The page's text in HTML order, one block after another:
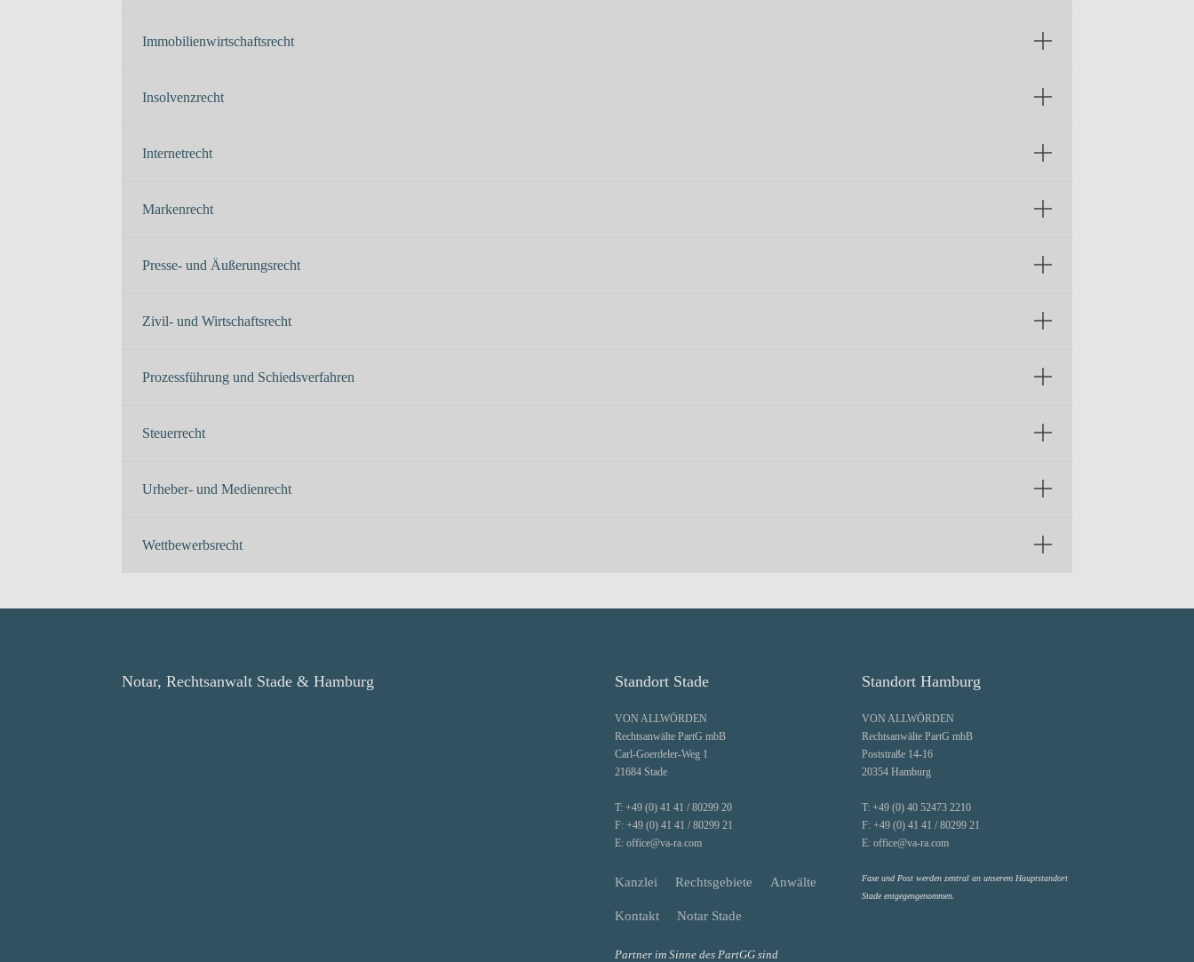
Immobilienwirtschaftsrecht
Insolvenzrecht
Internetrecht
Markenrecht
Presse- und Äußerungsrecht
Zivil- und Wirtschaftsrecht
Prozessführung und Schiedsverfahren
Steuerrecht
Urheber- und Medienrecht
Wettbewerbsrecht
Notar, Rechtsanwalt Stade & Hamburg Standort Stade
VON ALLWÖRDEN
Rechtsanwälte PartG mbB
Carl-Goerdeler-Weg 1
21684 Stade
T: +49 (0) 41 41 / 80299 20
F: +49 (0) 41 41 / 80299 21
E: office@va-ra.com
Kanzlei Rechtsgebiete Anwälte
Kontakt Notar Stade
Partner im Sinne des PartGG sind
Standort Hamburg
VON ALLWÖRDEN
Rechtsanwälte PartG mbB
Poststraße 14-16
20354 Hamburg
T: +49 (0) 40 52473 2210
F: +49 (0) 41 41 / 80299 21
E: office@va-ra.com
Faxe und Post werden zentral an unserem Hauptstandort
Stade entgegengenommen.